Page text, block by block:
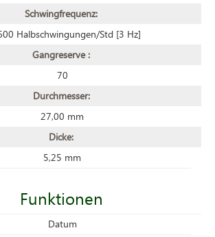
Schwingfrequenz:
Halbschwingungen/Std [3 Hz]
Gangreserve :
70
Durchmesser:
27,00 mm
Dicke:
5,25 mm
Funktionen
Datum